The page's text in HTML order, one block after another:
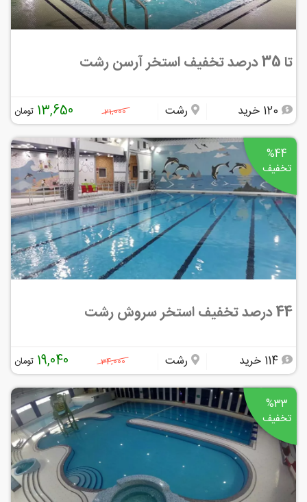
تا 35 درصد تخفیف استخر آرسن رشت
رشت 21,000
13,650 تومان
%44
تخفیف
44 درصد تخفیف استخر سروش رشت
رشت 34,000
19,040 تومان
%33
تخفیف